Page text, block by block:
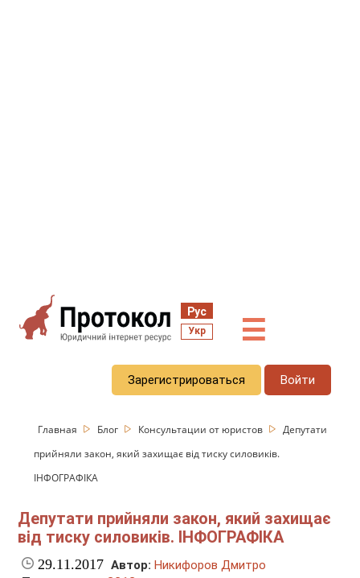
Рус
Укр ☰
Зарегистрироваться Войти
Главная Блог Консультации от юристов
Депутати
прийняли закон, який захищає від тиску силовиків.
ІНФОГРАФІКА
Депутати прийняли закон, який захищає
від тиску силовиків. ІНФОГРАФІКА
29.11.2017 Автор: Никифоров Дмитро